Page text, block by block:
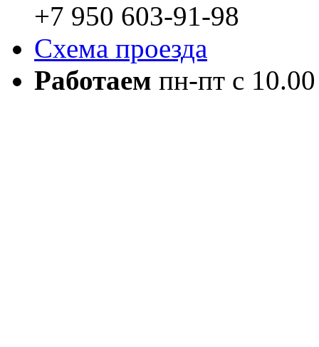
+7 950 603-91-98
Схема проезда
Работаем пн-пт с